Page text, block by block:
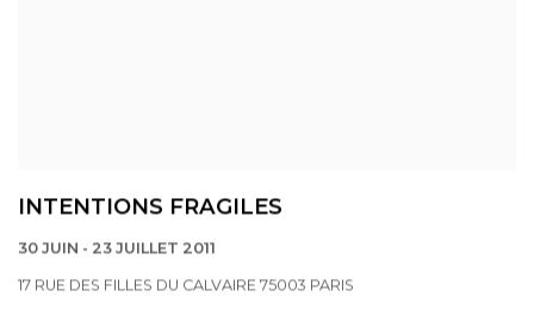
INTENTIONS FRAGILES
30 JUIN - 23 JUILLET 2011
17 RUE DES FILLES DU CALVAIRE 75003 PARIS